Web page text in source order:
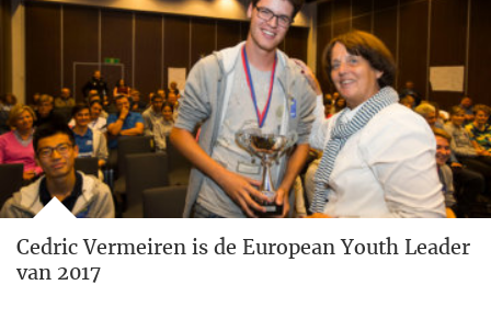
Cedric Vermeiren is de European Youth Leader
van 2017